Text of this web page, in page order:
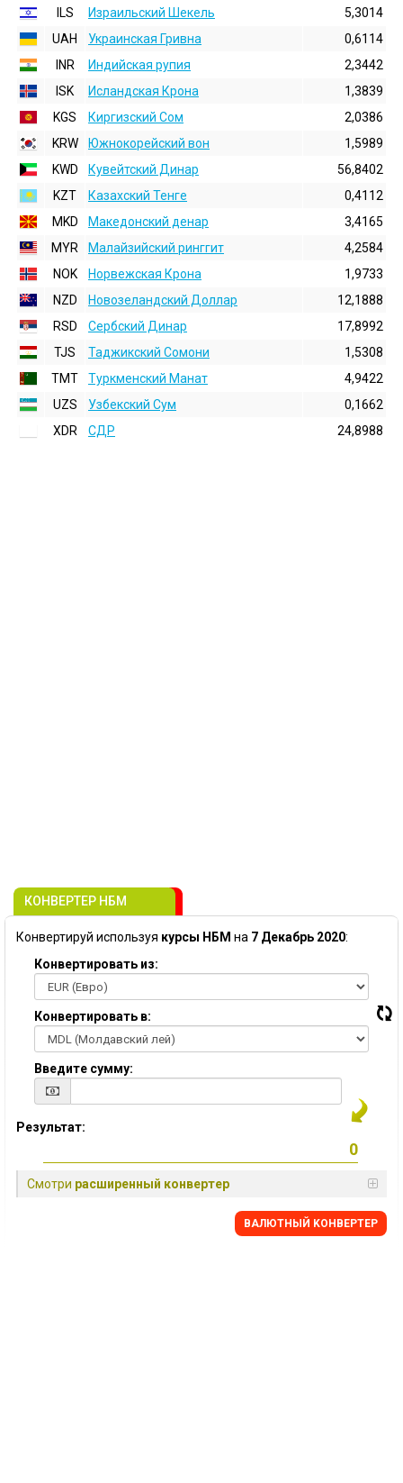
ILS
Израильский Шекель
5,3014
UAH
Украинская Гривна
0,6114
INR
Индийская pупия
2,3442
ISK
Исландская Крона
1,3839
KGS
Киргизский Сом
2,0386
KRW
Южнокорейский вон
1,5989
KWD
Кувейтский Динар
56,8402
KZT
Казахский Тенге
0,4112
MKD
Македонский денар
3,4165
MYR
Малайзийский ринггит
4,2584
NOK
Норвежская Крона
1,9733
NZD
Новозеландский Доллар
12,1888
RSD
Сербский Динар
17,8992
TJS
Таджикский Сомони
1,5308
TMT
Туркменский Манат
4,9422
UZS
Узбекский Сум
0,1662
XDR
СДР 24,8988
КОНВЕРТЕР НБМ
Конвертируй используя курсы НБМ на 7 Декабрь 2020:
Конвертировать из:
Конвертировать в:
Введите сумму:
Результат:
Смотри расширенный конвертер
BАЛЮТНЫЙ KОНВЕРТЕР